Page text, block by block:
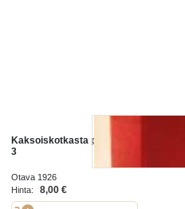
Kaksoiskotkasta punalippuun osa
3
Otava 1926
Hinta:
8,00 €